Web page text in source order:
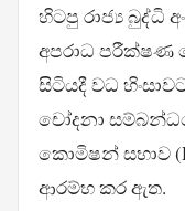
හිටපු රාජ්‍ය බුද්ධි
අපරාධ පරීක්ෂණ
සිටියදී වධ
චෝදනා
කොමිෂන් සභාව
ආරම්භ කර ඇත.